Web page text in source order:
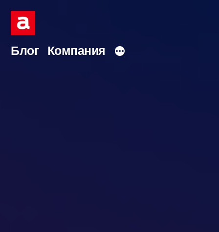
Перейти
содержимому
Блог Компания